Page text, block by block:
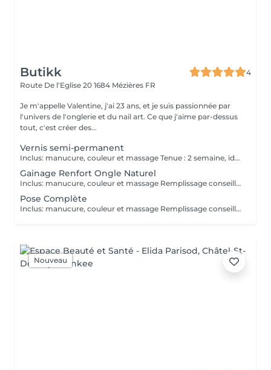
Butikk
4
Route De l'Eglise 20 1684 Mézières FR
Je m'appelle Valentine, j'ai 23 ans, et je suis passionnée par
l'univers de l'onglerie et du nail art. Ce que j'aime par-dessus
tout, c'est créer des...
Vernis semi-permanent
Inclus: manucure, couleur et massage Tenue : 2 semaine, idéal pour une soirée!
Gainage Renfort Ongle Naturel
Inclus: manucure, couleur et massage Remplissage conseillé après 3-4 semaines.
Pose Complète
Inclus: manucure, couleur et massage Remplissage conseillé après 3-4
Nouveau